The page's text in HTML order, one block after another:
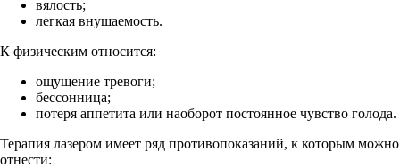
вялость;
легкая внушаемость.
К физическим относится:
ощущение тревоги;
бессонница;
потеря аппетита или наоборот постоянное чувство голода.
Терапия лазером имеет ряд противопоказаний, к которым можно
отнести: